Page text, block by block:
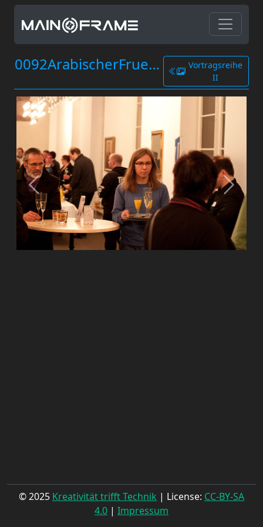
0092ArabischerFruehling.jpg
Vortragsreihe
II
© 2025 Kreativität trifft Technik | License: CC-BY-SA
4.0 | Impressum